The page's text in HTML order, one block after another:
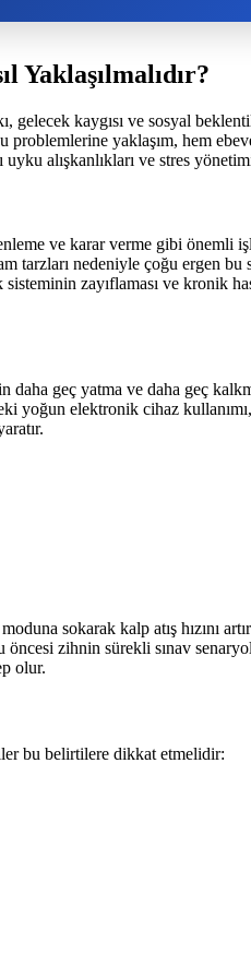
Yaklaşılmalıdır?
kaygısı ve sosyal
yaklaşım, hem
alışkanlıkları ve stres
ve karar verme gibi
tarzları nedeniyle çoğu ergen
zayıflaması ve kronik
geç yatma ve daha geç
elektronik cihaz kullanımı,
sokarak kalp atış hızını
zihnin sürekli sınav
olur.
bu belirtilere dikkat etmelidir: